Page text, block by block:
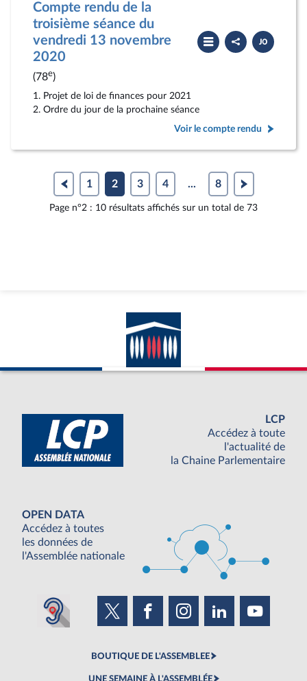
Compte rendu de la
troisième séance du
vendredi 13 novembre
2020
(78e)
Partager
le
compte
Télécharger
le
PDF
1. Projet de loi de finances pour 2021
2. Ordre du jour de la prochaine séance
Voir le compte rendu
1 2 3 4 ... 8
Page n°2 : 10 résultats affichés sur un total de 73
LCP
Accédez à toute
l'actualité de
la Chaine Parlementaire
OPEN DATA
Accédez à toutes
les données de
l'Assemblée nationale
BOUTIQUE DE L'ASSEMBLEE
UNE SEMAINE À L'ASSEMBLÉE